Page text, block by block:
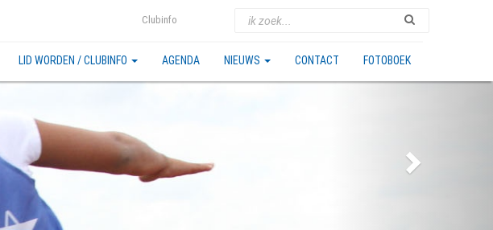
Clubinfo
LID WORDEN / CLUBINFO AGENDA NIEUWS CONTACT FOTOBOEK